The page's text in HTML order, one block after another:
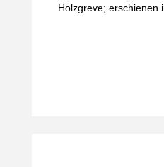
Holzgreve; erschienen